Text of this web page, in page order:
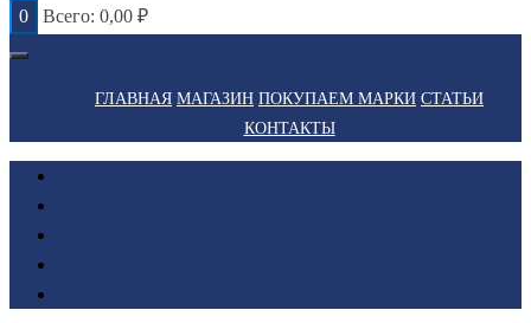
0
Всего: 0,00 ₽
ГЛАВНАЯ МАГАЗИН ПОКУПАЕМ МАРКИ СТАТЬИ
КОНТАКТЫ